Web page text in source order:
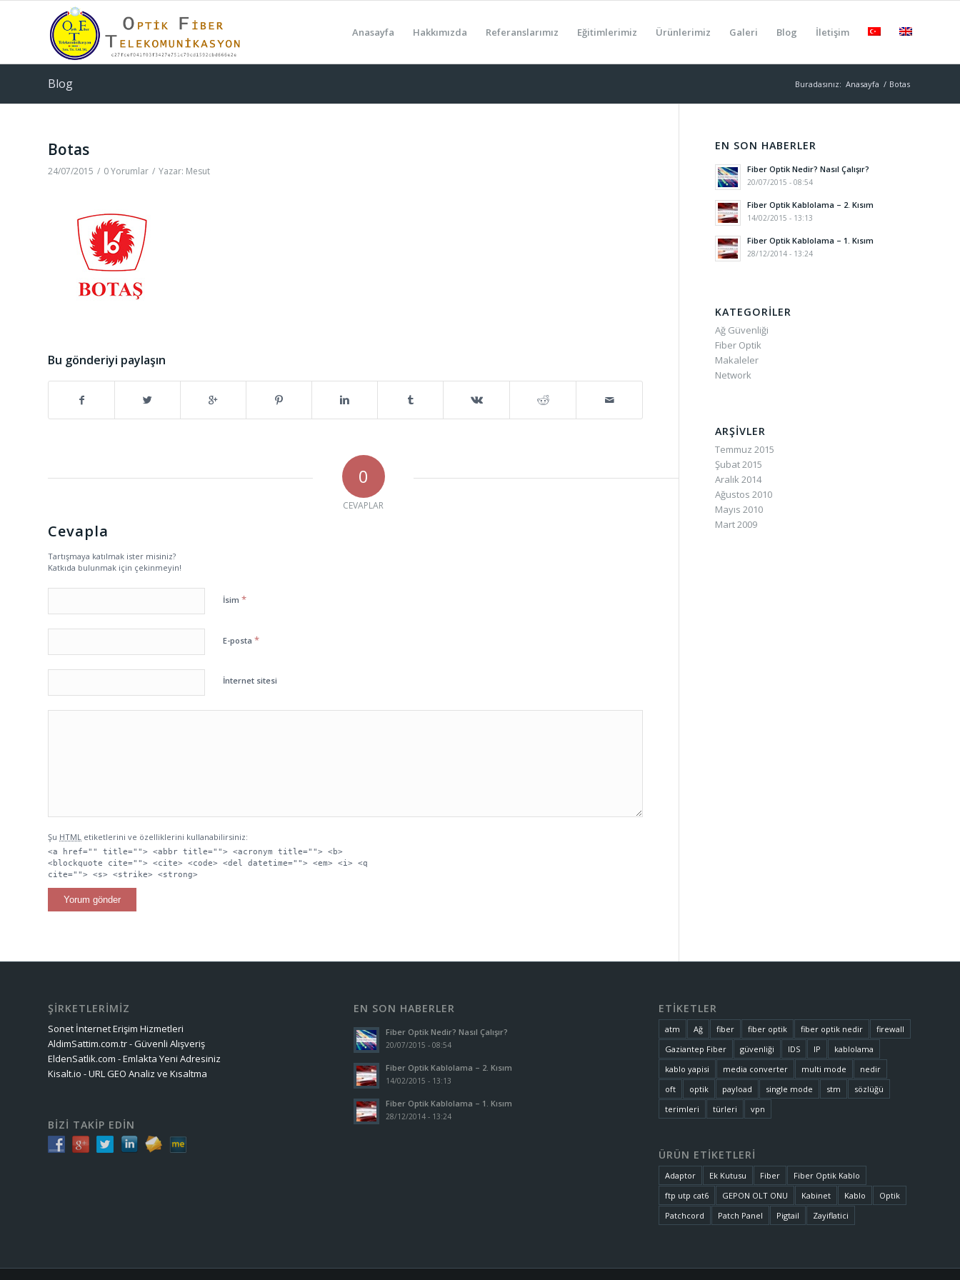
Anasayfa Hakkımızda Referanslarımız Eğitimlerimiz Ürünlerimiz Galeri Blog İletişim
Blog Buradasınız: Anasayfa / Botas
Botas
24/07/2015 / 0 Yorumlar / Yazar: Mesut
Bu gönderiyi paylaşın
0
CEVAPLAR
Cevapla
Tartışmaya katılmak ister misiniz?
Katkıda bulunmak için çekinmeyin!
İsim *
E-posta *
İnternet sitesi
Şu HTML etiketlerini ve özelliklerini kullanabilirsiniz:
<a href="" title=""> <abbr title=""> <acronym title=""> <b>
<blockquote cite=""> <cite> <code> <del datetime=""> <em> <i> <q
cite=""> <s> <strike> <strong>
EN SON HABERLER
Fiber Optik Nedir? Nasıl Çalışır?
20/07/2015 - 08:54
Fiber Optik Kablolama – 2. Kısım
14/02/2015 - 13:13
Fiber Optik Kablolama – 1. Kısım
28/12/2014 - 13:24
KATEGORILER
Ağ Güvenliği
Fiber Optik
Makaleler
Network
ARŞIVLER
Temmuz 2015
Şubat 2015
Aralık 2014
Ağustos 2010
Mayıs 2010
Mart 2009
ŞİRKETLERİMİZ
Sonet İnternet Erişim Hizmetleri
AldimSattim.com.tr - Güvenli Alışveriş
EldenSatlik.com - Emlakta Yeni Adresiniz
Kisalt.io - URL GEO Analiz ve Kısaltma
BİZİ TAKİP EDİN
EN SON HABERLER
Fiber Optik Nedir? Nasıl Çalışır?
20/07/2015 - 08:54
Fiber Optik Kablolama – 2. Kısım
14/02/2015 - 13:13
Fiber Optik Kablolama – 1. Kısım
28/12/2014 - 13:24
ETİKETLER
atm Ağ fiber fiber optik fiber optik nedir
firewall
Gaziantep Fiber
güvenliği IDS IP
kablolama
kablo yapisi
media converter multi mode
nedir
oft
optik payload single mode stm
sözlüğü
terimleri
türleri vpn
ÜRÜN ETİKETLERİ
Adaptor Ek Kutusu Fiber
Fiber Optik Kablo
ftp utp cat6
GEPON OLT ONU Kabinet Kablo
Optik
Patchcord
Patch Panel Pigtail Zayiflatici